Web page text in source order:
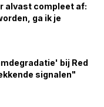
alvast compleet af:
ga ik je
bij Red
signalen"